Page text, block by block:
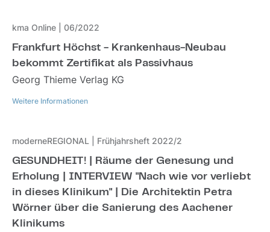
kma Online | 06/2022
Frankfurt Höchst - Krankenhaus-Neubau
bekommt Zertifikat als Passivhaus
Georg Thieme Verlag KG
Weitere Informationen
moderneREGIONAL | Frühjahrsheft 2022/2
GESUNDHEIT! | Räume der Genesung und
Erholung | INTERVIEW "Nach wie vor verliebt
in dieses Klinikum" | Die Architektin Petra
Wörner über die Sanierung des Aachener
Klinikums